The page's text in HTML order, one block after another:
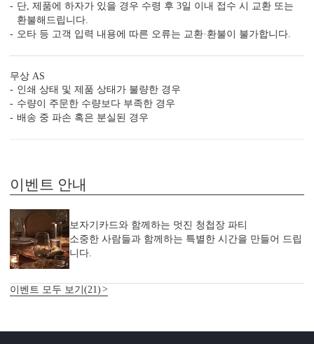
단, 제품에 하자가 있을 경우 수령 후 3일 이내 접수 시 교환 또는
환불해드립니다.
오타 등 고객 입력 내용에 따른 오류는 교환·환불이 불가합니다.
무상 AS
인쇄 상태 및 제품 상태가 불량한 경우
수량이 주문한 수량보다 부족한 경우
배송 중 파손 혹은 분실된 경우
이벤트 안내
보자기카드와 함께하는 멋진 청첩장 파티
소중한 사람들과 함께하는 특별한 시간을 만들어 드립
니다.
이벤트 모두 보기(21)